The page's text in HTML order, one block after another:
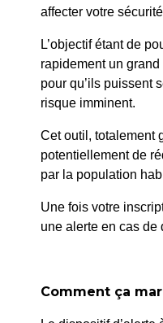
affecter votre
L’objectif étant de
rapidement un
pour qu’ils puissent
risque imminent.
Cet outil, totalement
potentiellement de
par la population
Une fois votre
une alerte en cas de
Comment ça